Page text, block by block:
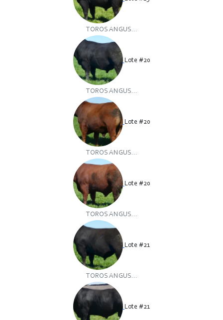
TOROS ANGUS...
Lote #20
TOROS ANGUS...
Lote #20
TOROS ANGUS...
Lote #20
TOROS ANGUS...
Lote #21
TOROS ANGUS...
Lote #21